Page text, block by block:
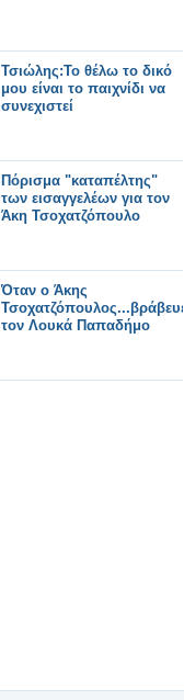
Τσιώλης:Το θέλω το δικό
μου είναι το παιχνίδι να
συνεχιστεί
Πόρισμα "καταπέλτης"
των εισαγγελέων για τον
Άκη Τσοχατζόπουλο
Όταν ο Άκης
Τσοχατζόπουλος...βράβευε
τον Λουκά Παπαδήμο